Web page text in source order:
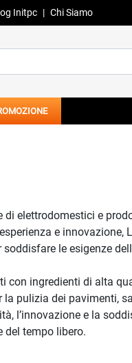
Initpc | Chi Siamo
di elettrodomestici e
e
le esigenze
con ingredienti di alta
pulizia dei pavimenti,
l’innovazione e la
del tempo libero.